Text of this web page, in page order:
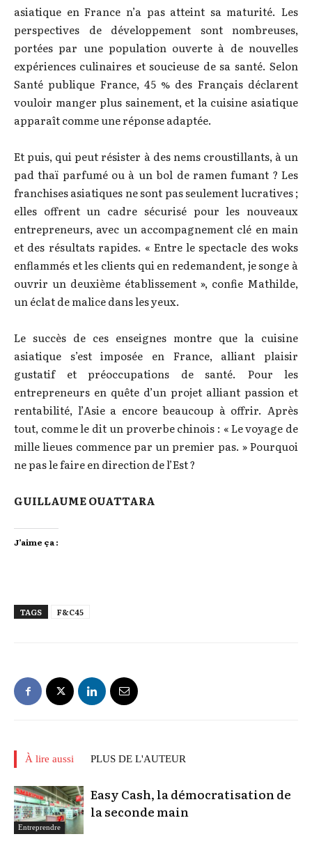
asiatique en France n’a pas atteint sa maturité. Les
perspectives de développement sont nombreuses,
portées par une population ouverte à de nouvelles
expériences culinaires et soucieuse de sa santé. Selon
Santé publique France, 45 % des Français déclarent
vouloir manger plus sainement, et la cuisine asiatique
apparaît comme une réponse adaptée.
Et puis, qui peut résister à des nems croustillants, à un
pad thaï parfumé ou à un bol de ramen fumant ? Les
franchises asiatiques ne sont pas seulement lucratives ;
elles offrent un cadre sécurisé pour les nouveaux
entrepreneurs, avec un accompagnement clé en main
et des résultats rapides. « Entre le spectacle des woks
enflammés et les clients qui en redemandent, je songe à
ouvrir un deuxième établissement », confie Mathilde,
un éclat de malice dans les yeux.
Le succès de ces enseignes montre que la cuisine
asiatique s’est imposée en France, alliant plaisir
gustatif et préoccupations de santé. Pour les
entrepreneurs en quête d’un projet alliant passion et
rentabilité, l’Asie a encore beaucoup à offrir. Après
tout, comme le dit un proverbe chinois : « Le voyage de
mille lieues commence par un premier pas. » Pourquoi
ne pas le faire en direction de l’Est ?
GUILLAUME OUATTARA
J’aime ça :
TAGS F&C45
À lire aussi PLUS DE L'AUTEUR
Entreprendre
Easy Cash, la démocratisation de
la seconde main